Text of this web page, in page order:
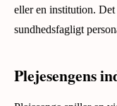
eller en institution.
sundhedsfagligt
Plejesengens